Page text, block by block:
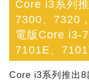
Core i3系列
7300、7320
電版Core i3-
7101E、
Core i3系列推出